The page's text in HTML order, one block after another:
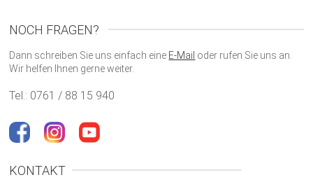
NOCH FRAGEN?
Dann schreiben Sie uns einfach eine E-Mail oder rufen Sie uns an.
Wir helfen Ihnen gerne weiter.
Tel.: 0761 / 88 15 940
KONTAKT